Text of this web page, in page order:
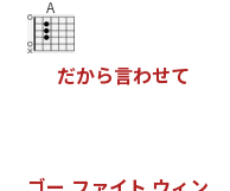
A
だから言わせて